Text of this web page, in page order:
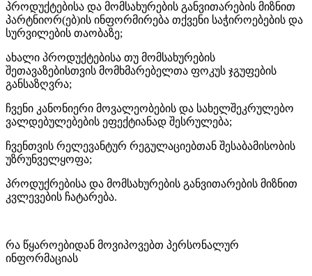
პროდუქტებისა და მომსახურების განვითარების მიზნით
პარტნიორ(ებ)ის ინფორმირება თქვენი საჭიროებების და
სურვილების თაობაზე;
ახალი პროდუქტებისა თუ მომსახურების
შეთავაზებისთვის მომხმარებელთა ფოკუს ჯგუფების
განსაზღვრა;
ჩვენი კანონიერი მოვალეობების და სახელშეკრულებო
ვალდებულებების ეფექტიანად შესრულება;
ჩვენთვის რელევანტურ რეგულაციებთან შესაბამისობის
უზრუნველყოფა;
პროდუქრებისა და მომსახურების განვითარების მიზნით
კვლევების ჩატარება.
რა წყაროებიდან მოვიპოვებთ პერსონალურ
ინფორმაციას